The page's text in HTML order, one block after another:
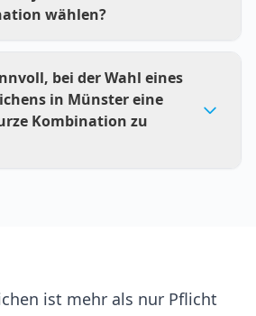
für die Reservierung.
wählen?
möglich, da
wie E oder H Platz
Kombinationen mit 4–6
mit der Zulassungsstelle
bei der Wahl eines
in Münster eine
Kombination zu
Mehrwert erhöht.
ist mehr als nur Pflicht